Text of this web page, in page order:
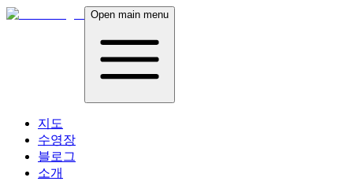
Open main menu
지도
수영장
블로그
소개